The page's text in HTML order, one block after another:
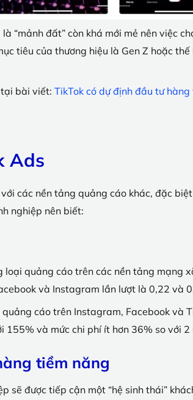
“mảnh đất” còn khá mới mẻ nên việc
tiêu của thương hiệu là Gen Z hoặc
bài viết: TikTok có dự định đầu tư
Ads
các nền tảng quảng cáo khác, đặc
nghiệp nên biết:
quảng cáo trên các nền tảng mạng
và Instagram lần lượt là 0,22 và
cáo trên Instagram, Facebook và
155% và mức chi phí ít hơn 36% so với
tiềm năng
sẽ được tiếp cận một “hệ sinh thái”